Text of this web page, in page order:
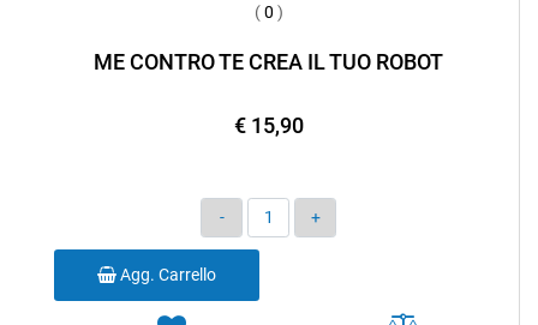
(0 )
ME CONTRO TE CREA IL TUO ROBOT
€ 15,90
Quantità
Agg. Carrello